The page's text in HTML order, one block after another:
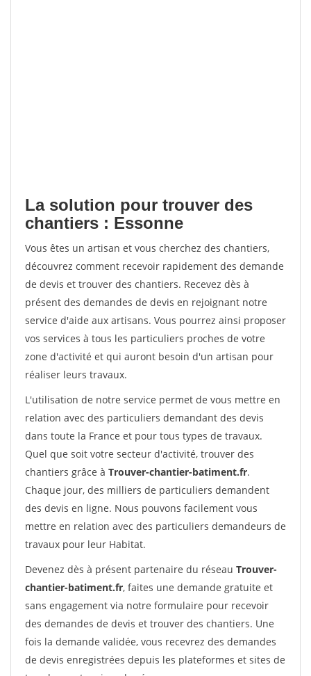
La solution pour trouver des
chantiers : Essonne
Vous êtes un artisan et vous cherchez des chantiers,
découvrez comment recevoir rapidement des demande
de devis et trouver des chantiers. Recevez dès à
présent des demandes de devis en rejoignant notre
service d'aide aux artisans. Vous pourrez ainsi proposer
vos services à tous les particuliers proches de votre
zone d'activité et qui auront besoin d'un artisan pour
réaliser leurs travaux.
L'utilisation de notre service permet de vous mettre en
relation avec des particuliers demandant des devis
dans toute la France et pour tous types de travaux.
Quel que soit votre secteur d'activité, trouver des
chantiers grâce à Trouver-chantier-batiment.fr.
Chaque jour, des milliers de particuliers demandent
des devis en ligne. Nous pouvons facilement vous
mettre en relation avec des particuliers demandeurs de
travaux pour leur Habitat.
Devenez dès à présent partenaire du réseau Trouver-
chantier-batiment.fr, faites une demande gratuite et
sans engagement via notre formulaire pour recevoir
des demandes de devis et trouver des chantiers. Une
fois la demande validée, vous recevrez des demandes
de devis enregistrées depuis les plateformes et sites de